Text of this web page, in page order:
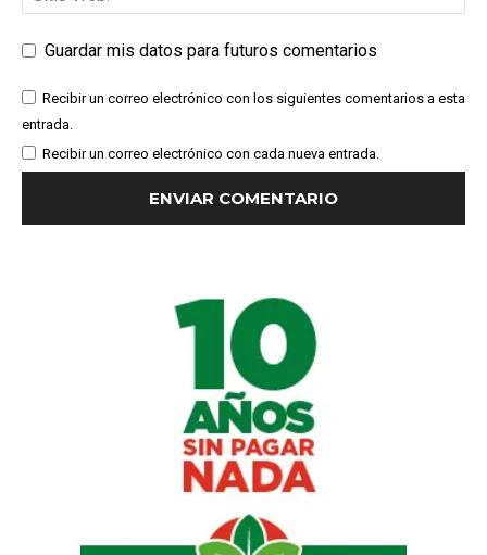
Guardar mis datos para futuros comentarios
Recibir un correo electrónico con los siguientes comentarios a esta
entrada.
Recibir un correo electrónico con cada nueva entrada.